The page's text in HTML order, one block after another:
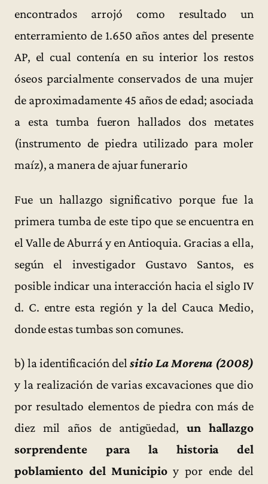
encontrados arrojó como resultado un
enterramiento de 1.650 años antes del presente
AP, el cual contenía en su interior los restos
óseos parcialmente conservados de una mujer
de aproximadamente 45 años de edad; asociada
a esta tumba fueron hallados dos metates
(instrumento de piedra utilizado para moler
maíz), a manera de ajuar funerario
Fue un hallazgo significativo porque fue la
primera tumba de este tipo que se encuentra en
el Valle de Aburrá y en Antioquia. Gracias a ella,
según el investigador Gustavo Santos, es
posible indicar una interacción hacia el siglo IV
d. C. entre esta región y la del Cauca Medio,
donde estas tumbas son comunes.
b) la identificación delsitio La Morena (2008)
y la realización de varias excavaciones que dio
por resultado elementos de piedra con más de
diez mil años de antigüedad, un hallazgo
sorprendente para la historia del
poblamiento del Municipioy por ende del